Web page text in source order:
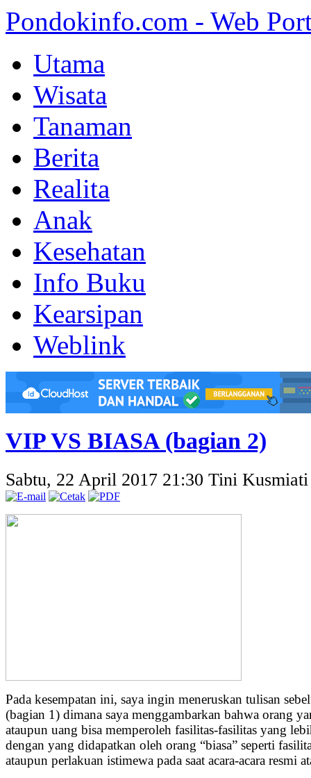
Pondokinfo.com - Web
Utama
Wisata
Tanaman
Berita
Realita
Anak
Kesehatan
Info Buku
Kearsipan
Weblink
VIP VS BIASA (bagian 2)
Sabtu, 22 April 2017 21:30 Tini Kusmiati
Pada kesempatan ini, saya ingin meneruskan tulisan
(bagian 1) dimana saya menggambarkan bahwa orang
ataupun uang bisa memperoleh fasilitas-fasilitas yang
dengan yang didapatkan oleh orang “biasa” seperti
ataupun perlakuan istimewa pada saat acara-acara resmi